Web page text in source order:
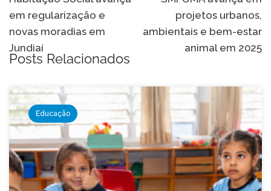
Post
em regularização e
novas moradias em
Jundiaí
projetos urbanos,
ambientais e bem-estar
animal em 2025
Posts Relacionados
Educação